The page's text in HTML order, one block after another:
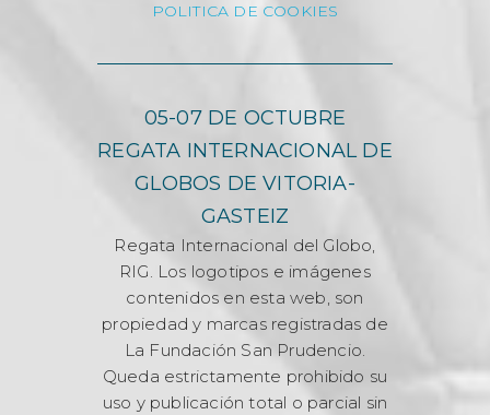
POLITICA DE COOKIES
05-07 DE OCTUBRE
REGATA INTERNACIONAL DE
GLOBOS DE VITORIA-
GASTEIZ
Regata Internacional del Globo,
RIG. Los logotipos e imágenes
contenidos en esta web, son
propiedad y marcas registradas de
La Fundación San Prudencio.
Queda estrictamente prohibido su
uso y publicación total o parcial sin